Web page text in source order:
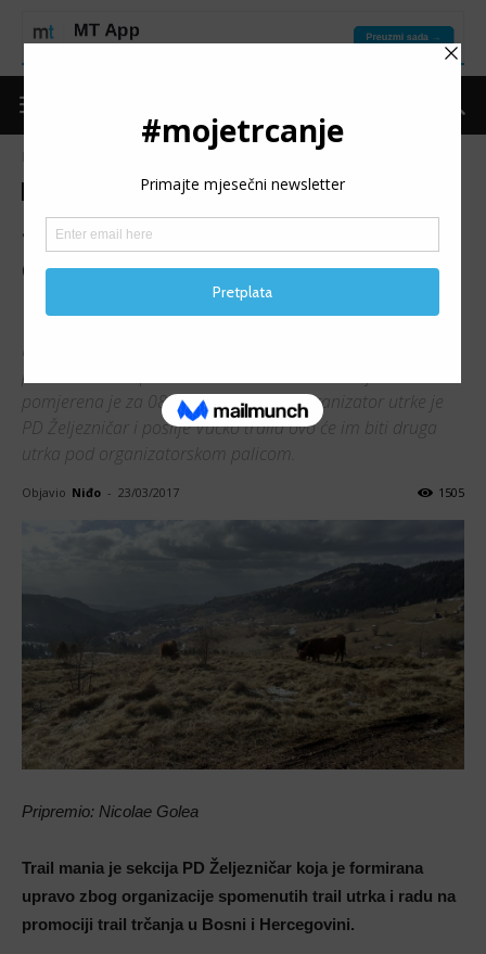
Skakavac trail 2017: U
oktobru tri utrke na
poznatom vodopadu
Prvotno najavljivana za mjesec maj, trail poslastica na
poznatom vodopadu Skakavac nadomak Sarajeva
pomjerena je za 08. 10. ove godine. Organizator utrke je
PD Željezničar i poslije Vučko traila ovo će im biti druga
utrka pod organizatorskom palicom.
Objavio Niđo - 23/03/2017 1505
Pripremio: Nicolae Golea
Trail mania je sekcija PD Željezničar koja je formirana
upravo zbog organizacije spomenutih trail utrka i radu na
promociji trail trčanja u Bosni i Hercegovini.